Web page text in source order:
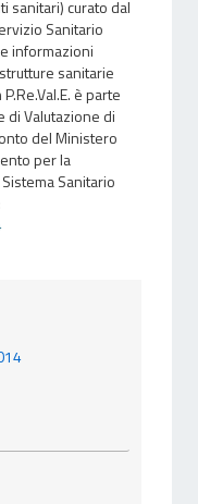
sanitari) curato dal
Sanitario
informazioni
sanitarie
è parte
di Valutazione di
del Ministero
per la
Sanitario